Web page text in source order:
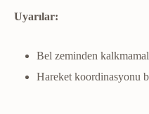
Uyarılar:
Bel zeminden
Hareket koordinasyonu